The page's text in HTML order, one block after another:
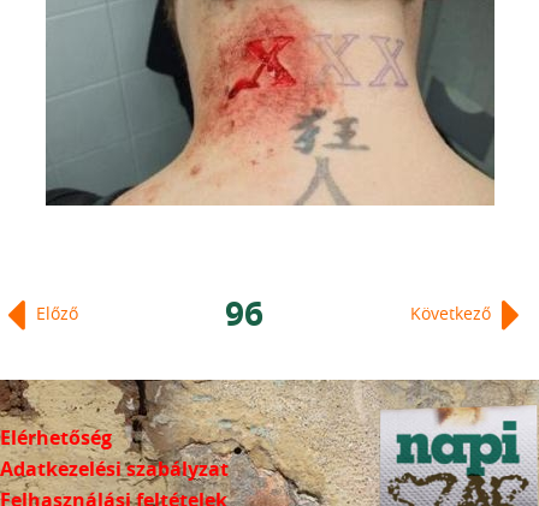
Előző Következő
96
Elérhetőség
Adatkezelési szabályzat
Felhasználási feltételek